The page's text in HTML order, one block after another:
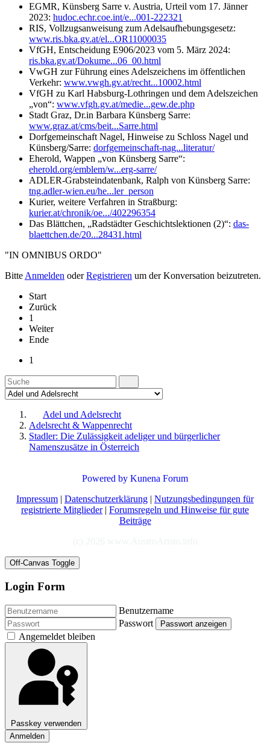
EGMR, Künsberg Sarre v. Austria, Urteil vom 17. Jänner
2023: hudoc.echr.coe.int/e...001-222321
RIS, Vollzugsanweisung zum Adelsaufhebungsgesetz:
www.ris.bka.gv.at/el...OR11000035
VfGH, Entscheidung E906/2023 vom 5. März 2024:
ris.bka.gv.at/Dokume...06_00.html
VwGH zur Führung eines Adelszeichens im öffentlichen
Verkehr: www.vwgh.gv.at/recht...10002.html
VfGH zu Karl Habsburg-Lothringen und dem Adelszeichen
„von“: www.vfgh.gv.at/medie...gew.de.php
Stadt Graz, Dr.in Barbara Künsberg Sarre:
www.graz.at/cms/beit...Sarre.html
Dorfgemeinschaft Nagel, Hinweise zu Schloss Nagel und
Künsberg/Sarre: dorfgemeinschaft-nag...literatur/
Eherold, Wappen „von Künsberg Sarre“:
eherold.org/emblem/w...erg-sarre/
ADLER-Grabsteindatenbank, Ralph von Künsberg Sarre:
tng.adler-wien.eu/he...ler_person
Kurier, weitere Verfahren in Straßburg:
kurier.at/chronik/oe.../402296354
Das Blättchen, „Radstädter Geschichtslektionen (2)“: das-
blaettchen.de/20...28431.html
"IN OMNIBUS ORDO"
Bitte Anmelden oderRegistrieren um der Konversation beizutreten.
Start
Zurück
1
Weiter
Ende
1
Adel und Adelsrecht
Adelsrecht & Wappenrecht
Stadler: Die Zulässigkeit adeliger und bürgerlicher
Namenszusätze in Österreich
Powered by Kunena Forum
Impressum | Datenschutzerklärung | Nutzungsbedingungen für
registrierte Mitglieder| Forumsregeln und Hinweise für gute
Beiträge
Off-Canvas Toggle
Login Form
Benutzername
Passwort
Passwort anzeigen
Angemeldet bleiben
Passkey verwenden
Anmelden